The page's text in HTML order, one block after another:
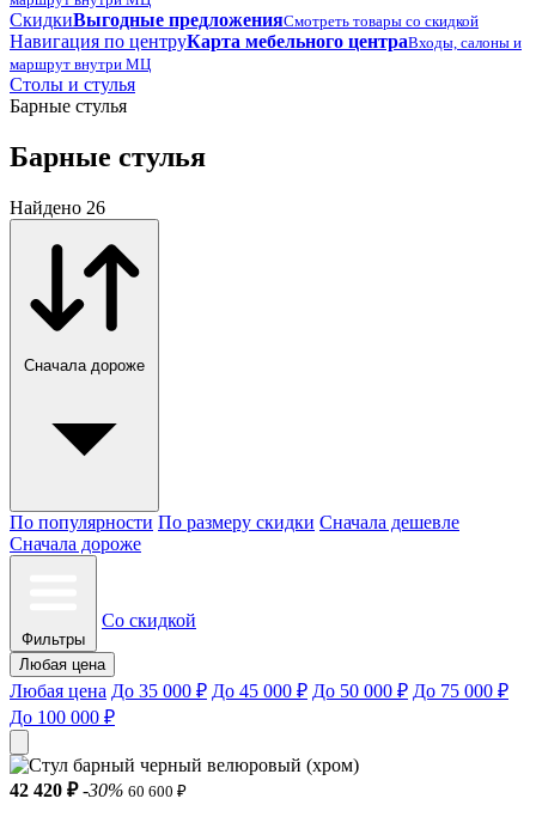
СкидкиВыгодные предложенияСмотреть товары со скидкой
Навигация по центруКарта мебельного центраВходы, салоны и
маршрут внутри МЦ
Столы и стулья
Барные стулья
Барные стулья
Найдено 26
Сначала дороже
По популярности По размеру скидки Сначала дешевле
Сначала дороже
Фильтры
Со скидкой
Любая цена
Любая цена До 35 000 ₽ До 45 000 ₽ До 50 000 ₽ До 75 000 ₽
До 100 000 ₽
42 420 ₽ -30% 60 600 ₽